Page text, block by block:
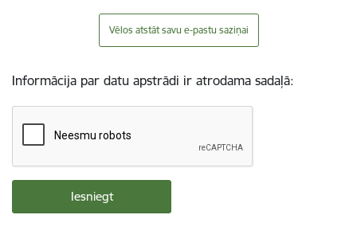
Vēlos atstāt savu e-pastu saziņai
Informācija par datu apstrādi ir atrodama sadaļā: